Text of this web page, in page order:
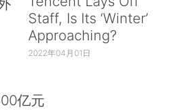
Staff, Is Its ‘Winter’
Approaching?
2022年04月01日
亿元